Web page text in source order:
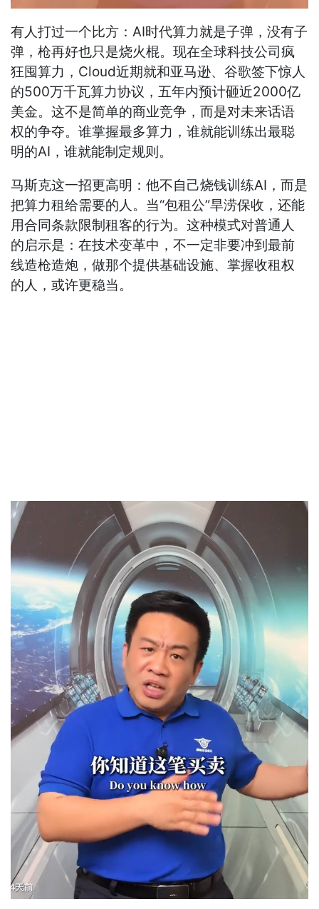
有人打过一个比方：AI时代算力就是子弹，没有子
弹，枪再好也只是烧火棍。现在全球科技公司疯
狂囤算力，Cloud近期就和亚马逊、谷歌签下惊人
的500万千瓦算力协议，五年内预计砸近2000亿
美金。这不是简单的商业竞争，而是对未来话语
权的争夺。谁掌握最多算力，谁就能训练出最聪
明的AI，谁就能制定规则。
马斯克这一招更高明：他不自己烧钱训练AI，而是
把算力租给需要的人。当“包租公”旱涝保收，还能
用合同条款限制租客的行为。这种模式对普通人
的启示是：在技术变革中，不一定非要冲到最前
线造枪造炮，做那个提供基础设施、掌握收租权
的人，或许更稳当。